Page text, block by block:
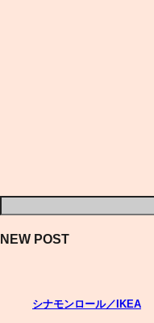
NEW POST
シナモンロール／IKEA